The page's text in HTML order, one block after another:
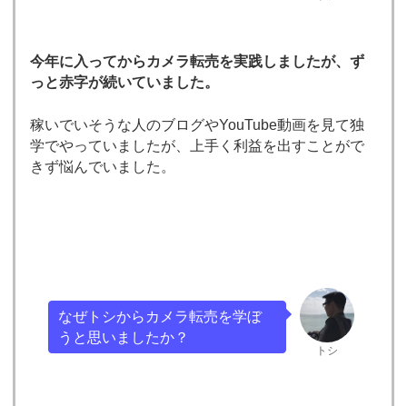
今年に入ってからカメラ転売を実践しましたが、ず
っと赤字が続いていました。
稼いでいそうな人のブログやYouTube動画を見て独
学でやっていましたが、上手く利益を出すことがで
きず悩んでいました。
トシ
なぜトシからカメラ転売を学ぼ
うと思いましたか？